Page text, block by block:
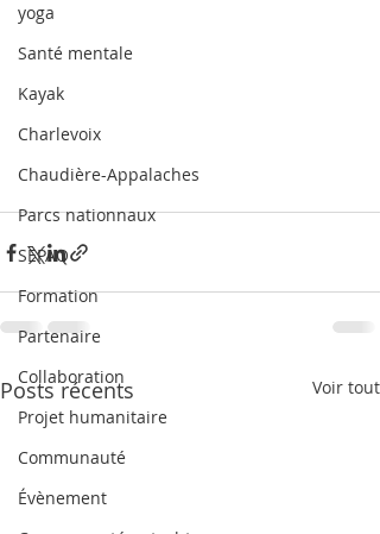
yoga
Santé mentale
Kayak
Charlevoix
Chaudière-Appalaches
Parcs nationnaux
SEPAQ
Formation
Partenaire
Collaboration
Projet humanitaire
Communauté
Évènement
Posts récents Voir tout